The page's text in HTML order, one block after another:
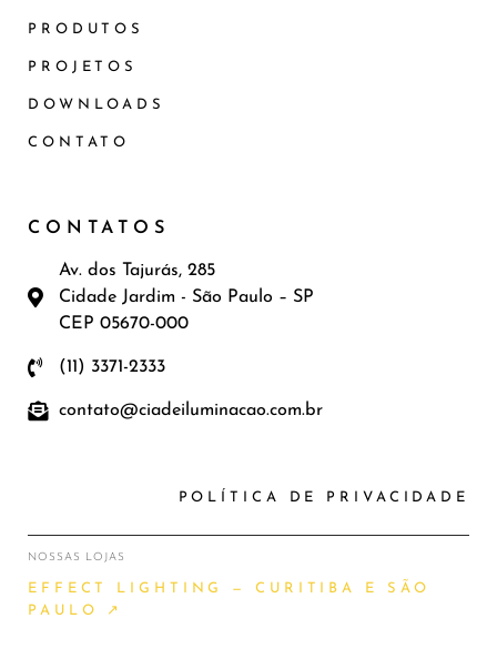
PRODUTOS
PROJETOS
DOWNLOADS
CONTATO
CONTATOS
Av. dos Tajurás, 285
Cidade Jardim - São Paulo – SP
CEP 05670-000
(11) 3371-2333
contato@ciadeiluminacao.com.br
POLÍTICA DE PRIVACIDADE
NOSSAS LOJAS
EFFECT LIGHTING — CURITIBA E SÃO
PAULO ↗